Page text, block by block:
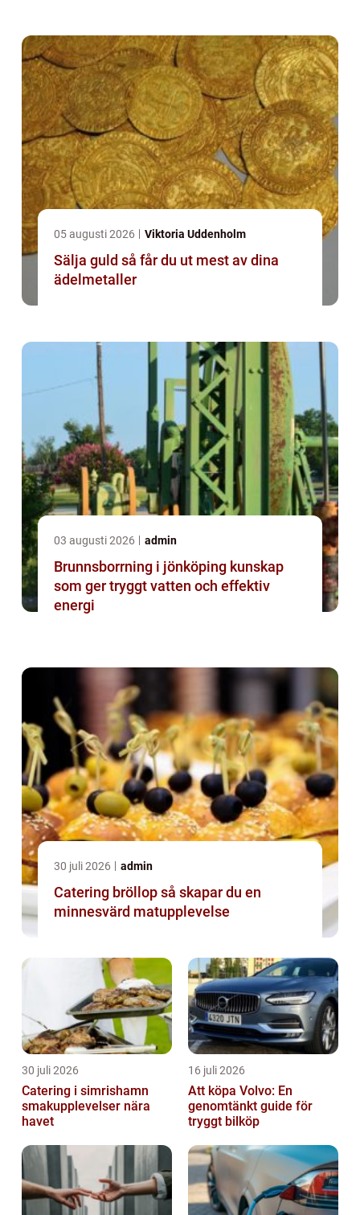
05 augusti 2026 Viktoria Uddenholm
Sälja guld så får du ut mest av dina
ädelmetaller
03 augusti 2026 admin
Brunnsborrning i jönköping kunskap
som ger tryggt vatten och effektiv
energi
30 juli 2026 admin
Catering bröllop så skapar du en
minnesvärd matupplevelse
30 juli 2026
Catering i simrishamn
smakupplevelser nära
havet
16 juli 2026
Att köpa Volvo: En
genomtänkt guide för
tryggt bilköp